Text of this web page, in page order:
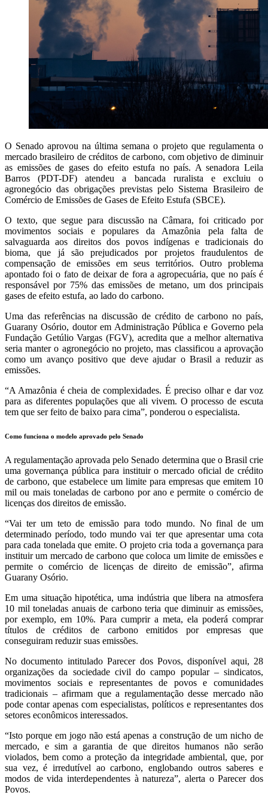
O Senado aprovou na última semana o projeto que regulamenta o
mercado brasileiro de créditos de carbono, com objetivo de diminuir
as emissões de gases do efeito estufa no país. A senadora Leila
Barros (PDT-DF) atendeu a bancada ruralista e excluiu o
agronegócio das obrigações previstas pelo Sistema Brasileiro de
Comércio de Emissões de Gases de Efeito Estufa (SBCE).
O texto, que segue para discussão na Câmara, foi criticado por
movimentos sociais e populares da Amazônia pela falta de
salvaguarda aos direitos dos povos indígenas e tradicionais do
bioma, que já são prejudicados por projetos fraudulentos de
compensação de emissões em seus territórios. Outro problema
apontado foi o fato de deixar de fora a agropecuária, que no país é
responsável por 75% das emissões de metano, um dos principais
gases de efeito estufa, ao lado do carbono.
Uma das referências na discussão de crédito de carbono no país,
Guarany Osório, doutor em Administração Pública e Governo pela
Fundação Getúlio Vargas (FGV), acredita que a melhor alternativa
seria manter o agronegócio no projeto, mas classificou a aprovação
como um avanço positivo que deve ajudar o Brasil a reduzir as
emissões.
“A Amazônia é cheia de complexidades. É preciso olhar e dar voz
para as diferentes populações que ali vivem. O processo de escuta
tem que ser feito de baixo para cima”, ponderou o especialista.
Como funciona o modelo aprovado pelo Senado
A regulamentação aprovada pelo Senado determina que o Brasil crie
uma governança pública para instituir o mercado oficial de crédito
de carbono, que estabelece um limite para empresas que emitem 10
mil ou mais toneladas de carbono por ano e permite o comércio de
licenças dos direitos de emissão.
“Vai ter um teto de emissão para todo mundo. No final de um
determinado período, todo mundo vai ter que apresentar uma cota
para cada tonelada que emite. O projeto cria toda a governança para
instituir um mercado de carbono que coloca um limite de emissões e
permite o comércio de licenças de direito de emissão”, afirma
Guarany Osório.
Em uma situação hipotética, uma indústria que libera na atmosfera
10 mil toneladas anuais de carbono teria que diminuir as emissões,
por exemplo, em 10%. Para cumprir a meta, ela poderá comprar
títulos de créditos de carbono emitidos por empresas que
conseguiram reduzir suas emissões.
No documento intitulado Parecer dos Povos, disponível aqui, 28
organizações da sociedade civil do campo popular – sindicatos,
movimentos sociais e representantes de povos e comunidades
tradicionais – afirmam que a regulamentação desse mercado não
pode contar apenas com especialistas, políticos e representantes dos
setores econômicos interessados.
“Isto porque em jogo não está apenas a construção de um nicho de
mercado, e sim a garantia de que direitos humanos não serão
violados, bem como a proteção da integridade ambiental, que, por
sua vez, é irredutível ao carbono, englobando outros saberes e
modos de vida interdependentes à natureza”, alerta o Parecer dos
Povos.